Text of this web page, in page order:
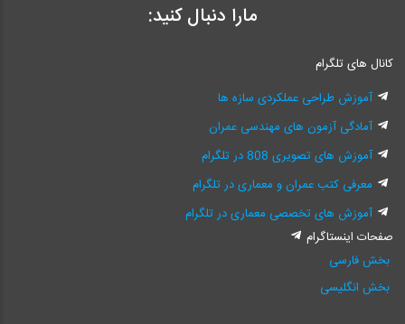
مارا دنبال کنید:
کانال های تلگرام
آموزش طراحی عملکردی سازه ها
آمادگی آزمون های مهندسی عمران
آموزش های تصویری 808 در تلگرام
معرفی کتب عمران و معماری در تلگرام
آموزش های تخصصی معماری در تلگرام
صفحات اینستاگرام
بخش فارسی
بخش انگلیسی